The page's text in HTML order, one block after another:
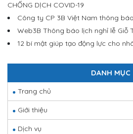
CHỐNG DỊCH COVID-19
Công ty CP 3B Việt Nam thông
Web3B Thông báo lịch nghỉ lễ Giỗ
12 bí mật giúp tạo động lực cho
DANH MỤC
Trang chủ
Giới thiệu
Dịch vụ